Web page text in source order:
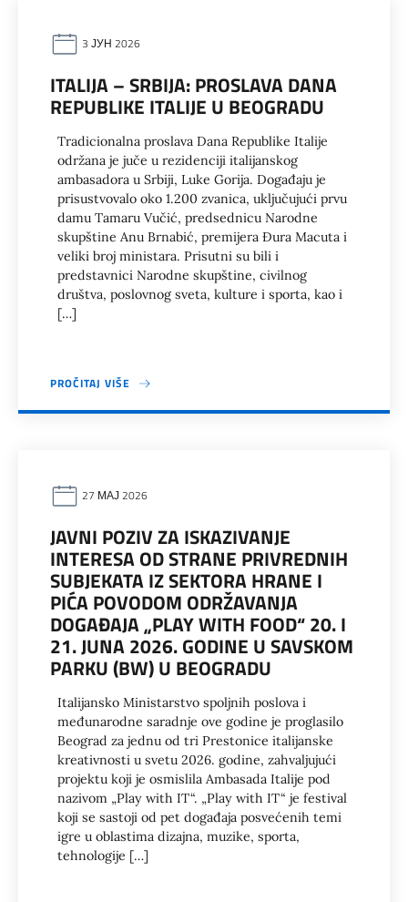
3 ЈУН 2026
ITALIJA – SRBIJA: PROSLAVA DANA
REPUBLIKE ITALIJE U BEOGRADU
Tradicionalna proslava Dana Republike Italije
održana je juče u rezidenciji italijanskog
ambasadora u Srbiji, Luke Gorija. Događaju je
prisustvovalo oko 1.200 zvanica, uključujući prvu
damu Tamaru Vučić, predsednicu Narodne
skupštine Anu Brnabić, premijera Đura Macuta i
veliki broj ministara. Prisutni su bili i
predstavnici Narodne skupštine, civilnog
društva, poslovnog sveta, kulture i sporta, kao i
[…]
PROČITAJ VIŠE
27 МАЈ 2026
JAVNI POZIV ZA ISKAZIVANJE
INTERESA OD STRANE PRIVREDNIH
SUBJEKATA IZ SEKTORA HRANE I
PIĆA POVODOM ODRŽAVANJA
DOGAĐAJA „PLAY WITH FOOD“ 20. I
21. JUNA 2026. GODINE U SAVSKOM
PARKU (BW) U BEOGRADU
Italijansko Ministarstvo spoljnih poslova i
međunarodne saradnje ove godine je proglasilo
Beograd za jednu od tri Prestonice italijanske
kreativnosti u svetu 2026. godine, zahvaljujući
projektu koji je osmislila Ambasada Italije pod
nazivom „Play with IT“. „Play with IT“ je festival
koji se sastoji od pet događaja posvećenih temi
igre u oblastima dizajna, muzike, sporta,
tehnologije […]